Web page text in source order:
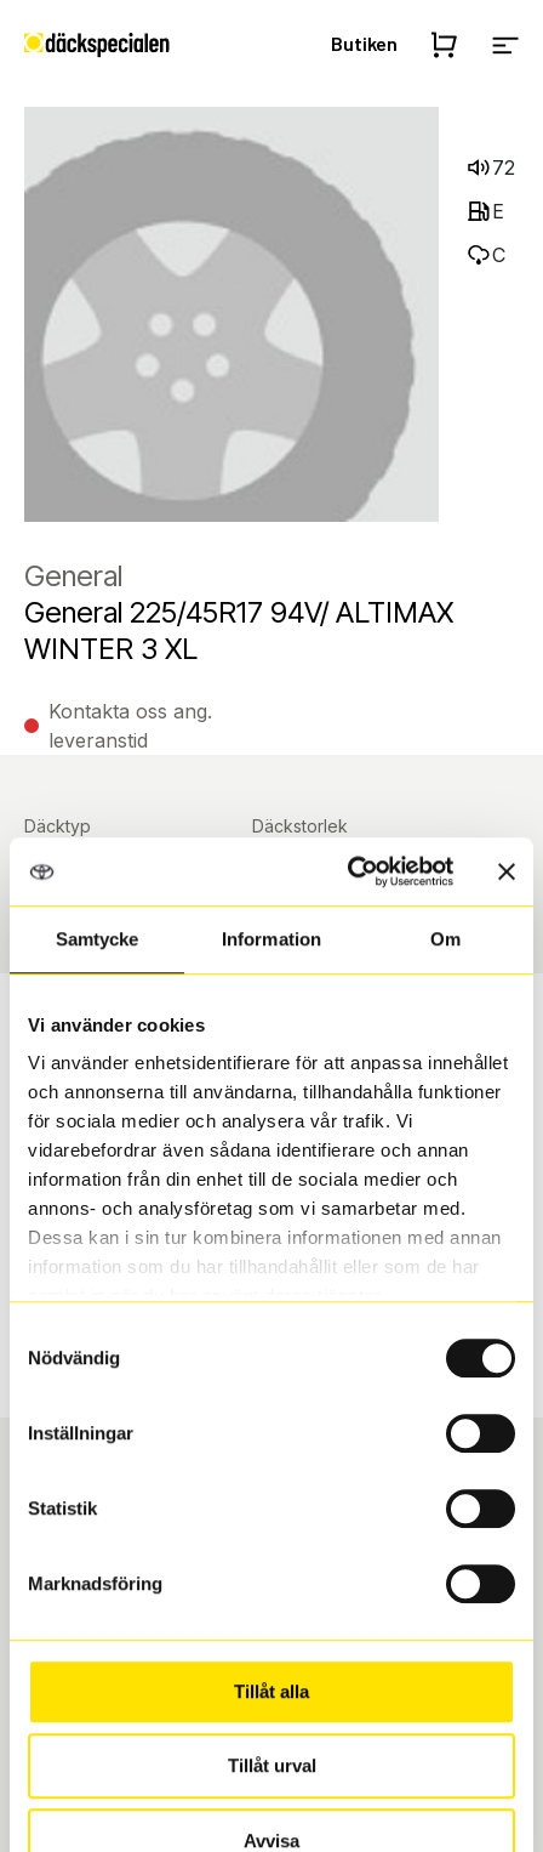
Samtycke Information Om
Vi använder cookies
Vi använder enhetsidentifierare för att anpassa innehållet
och annonserna till användarna, tillhandahålla funktioner
för sociala medier och analysera vår trafik. Vi
vidarebefordrar även sådana identifierare och annan
information från din enhet till de sociala medier och
annons- och analysföretag som vi samarbetar med.
Dessa kan i sin tur kombinera informationen med annan
information som du har tillhandahållit eller som de har
Nödvändig
Inställningar
Statistik
Marknadsföring
Tillåt alla
Tillåt urval
Avvisa
Butiken
72
E
C
General
General 225/45R17 94V/ ALTIMAX
WINTER 3 XL
Kontakta oss ang.
leveranstid
Däcktyp Däckstorlek
225/45 R 17 94V
Art nummer
91007
Passar detta däck min bil?
Ange registreringsnummer för att se om det däck du
valt passar din bilmodell. Om du köper däck som skall
sättas på dina befintliga fälgar, se till att kolla en extra
gång så att däck och fälg har samma dimensioner.
Ibland kan fälgen ha bytts ut under årens lopp och
inte vara samma dimension som bilen hade ut från
fabrik.
S Sök
Boka och hämta hos Däckspecialen
När du beställer dina nya däck eller fälgar hos oss
Göteborg. Välj mellan Hisingen (Bäckebol) eller
upphämtning eller service. När vi byter dina däck ser
vi till att de uppfyller alla krav för en säker körning.